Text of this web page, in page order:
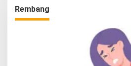
Rembang